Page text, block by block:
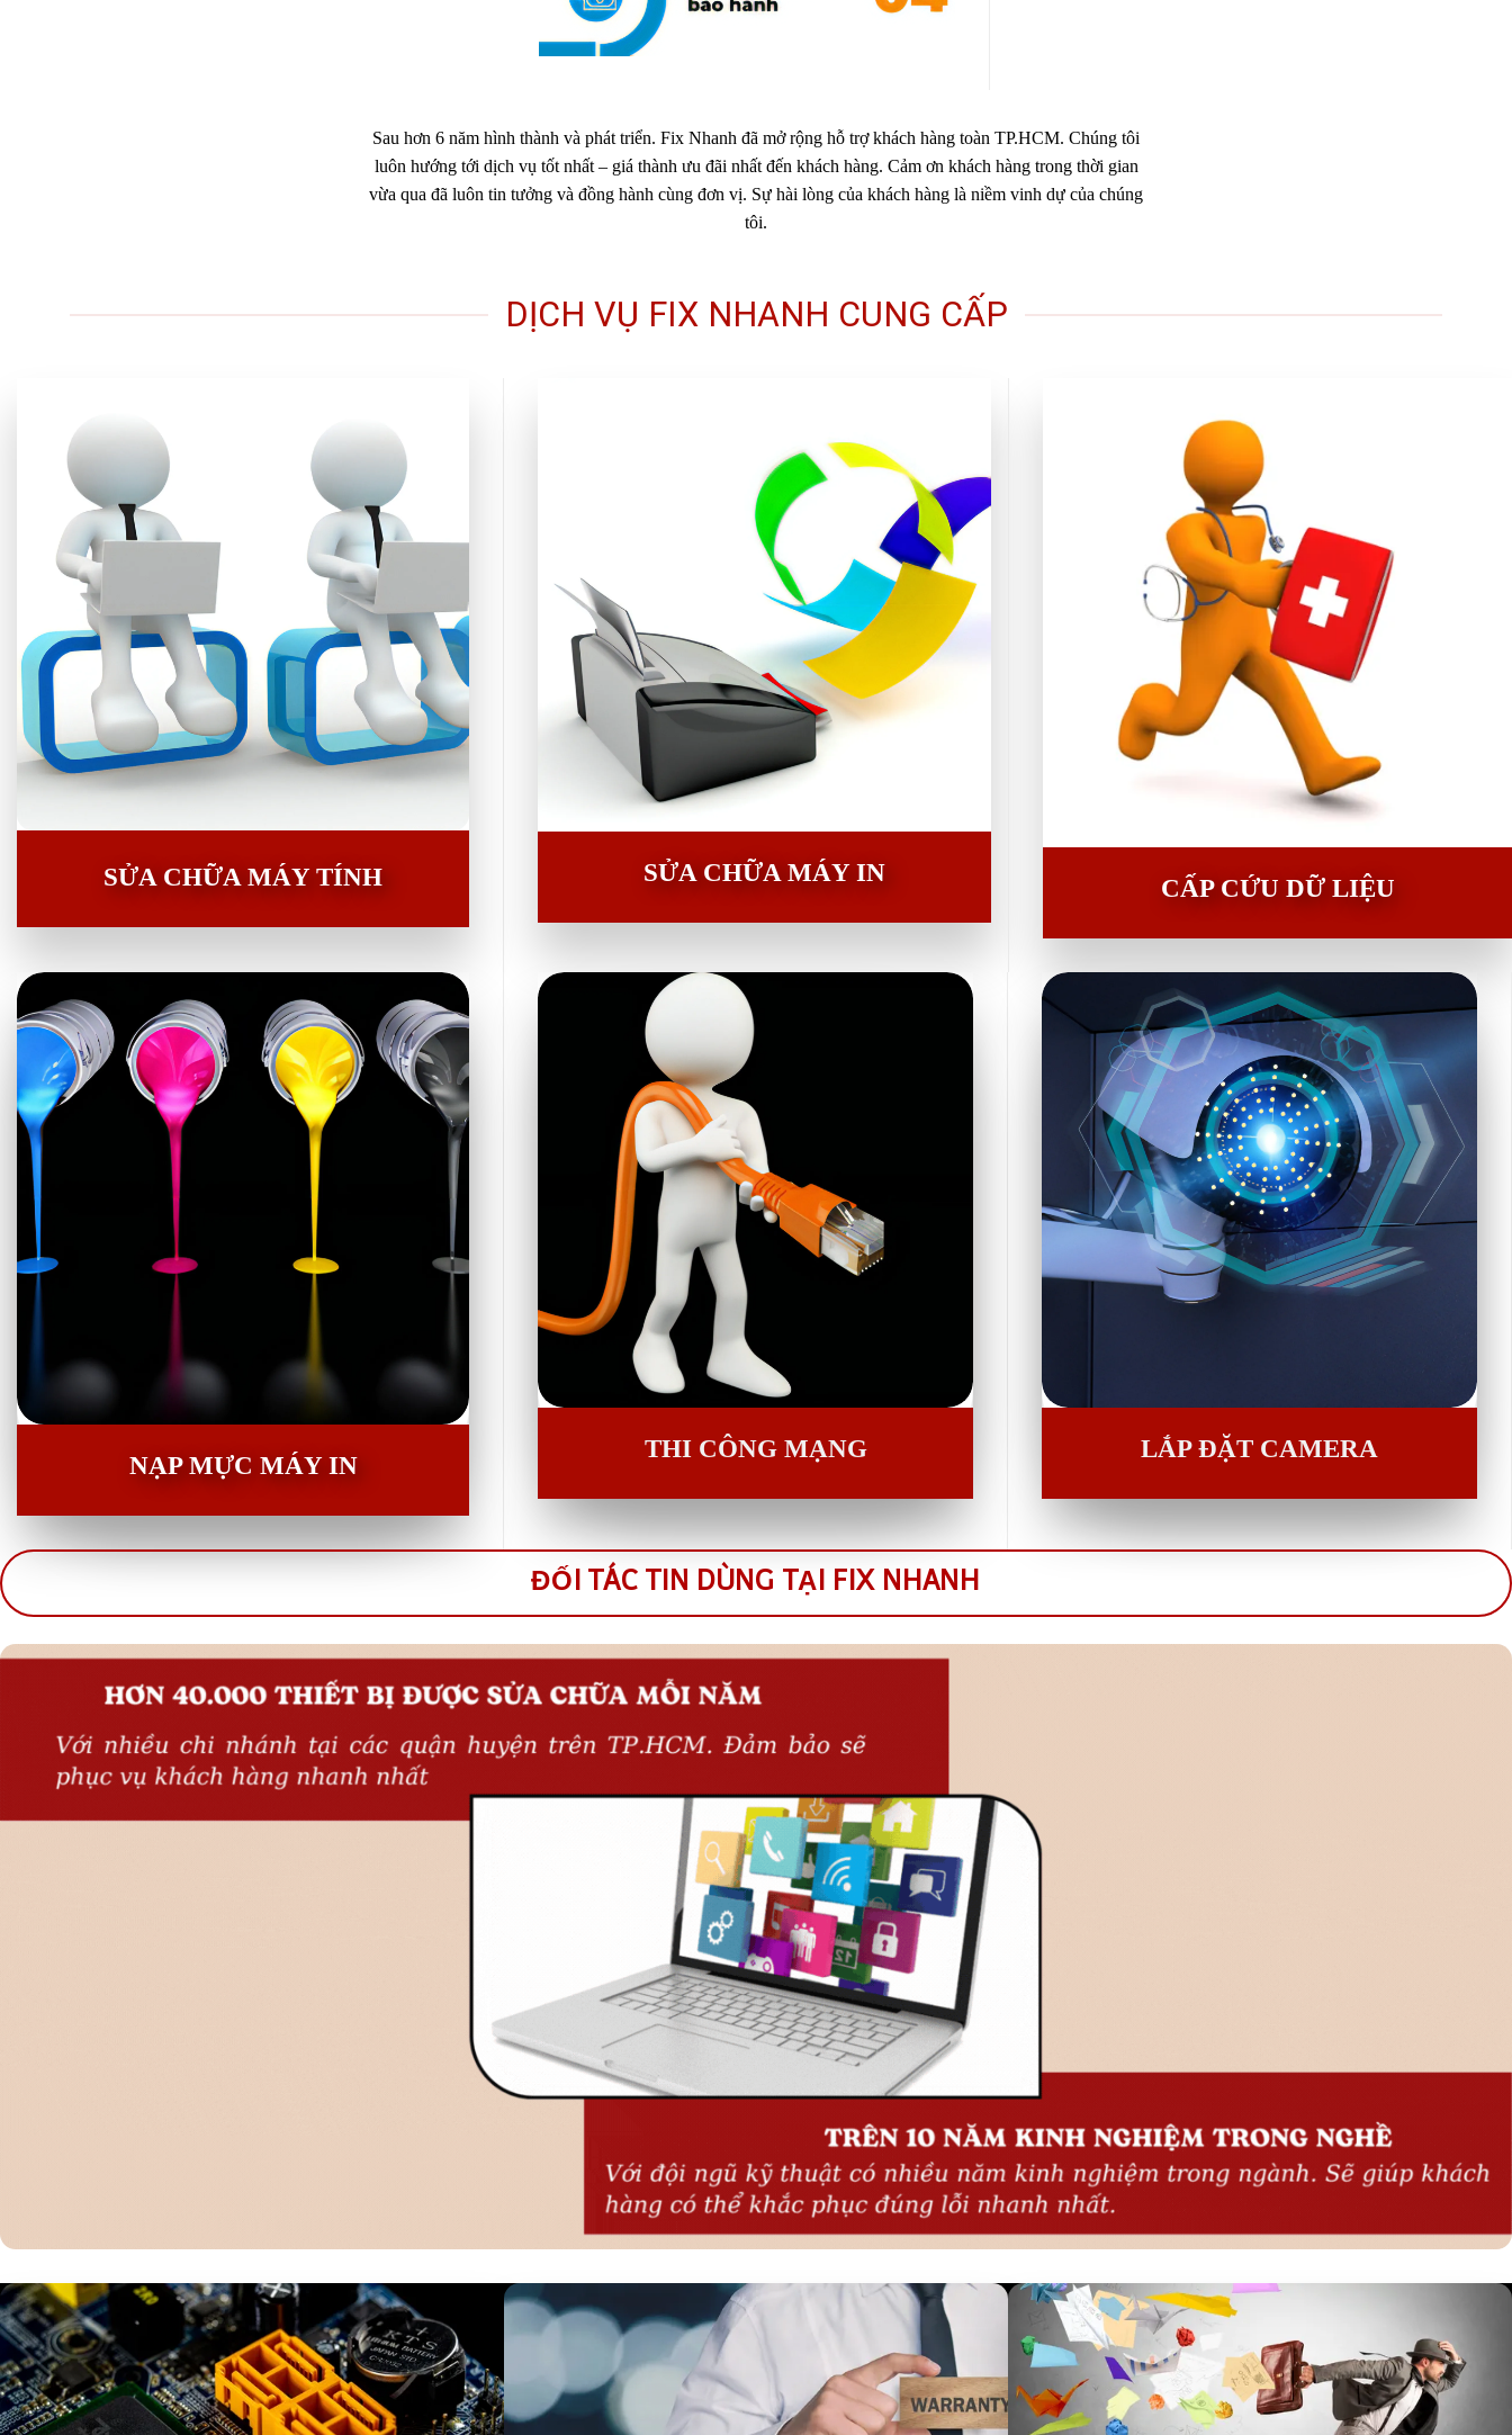
Sau hơn 6 năm hình thành và phát triển. Fix Nhanh đã mở rộng hỗ trợ khách hàng toàn TP.HCM. Chúng tôi
luôn hướng tới dịch vụ tốt nhất – giá thành ưu đãi nhất đến khách hàng. Cảm ơn khách hàng trong thời gian
vừa qua đã luôn tin tưởng và đồng hành cùng đơn vị. Sự hài lòng của khách hàng là niềm vinh dự của chúng
tôi.
DỊCH VỤ FIX NHANH CUNG CẤP
SỬA CHỮA MÁY TÍNH SỬA CHỮA MÁY IN
CẤP CỨU DỮ LIỆU
NẠP MỰC MÁY IN
THI CÔNG MẠNG LẮP ĐẶT CAMERA
ĐỐI TÁC TIN DÙNG TẠI FIX NHANH